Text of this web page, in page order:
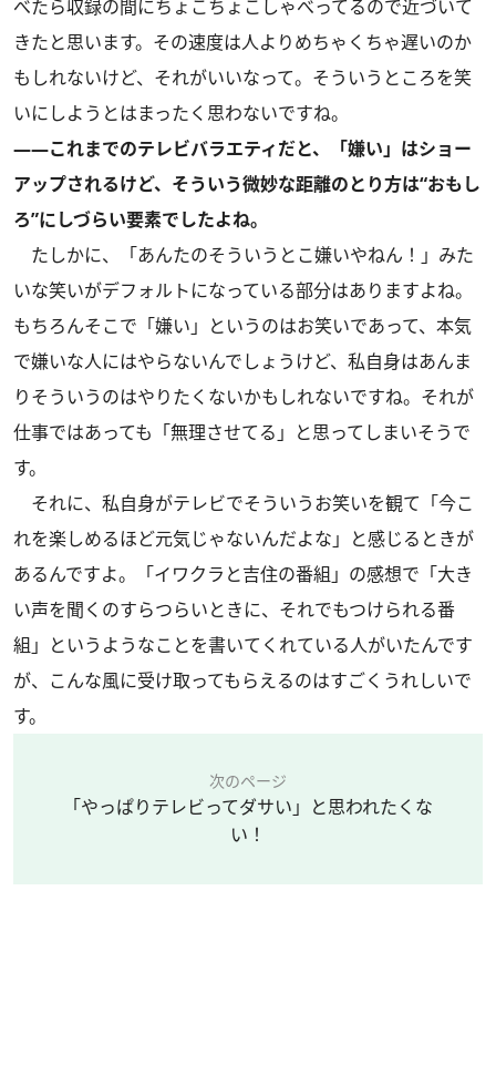
べたら収録の間にちょこちょこしゃべってるので近づいて
きたと思います。その速度は人よりめちゃくちゃ遅いのか
もしれないけど、それがいいなって。そういうところを笑
いにしようとはまったく思わないですね。
――これまでのテレビバラエティだと、「嫌い」はショー
アップされるけど、そういう微妙な距離のとり方は“おもし
ろ”にしづらい要素でしたよね。
たしかに、「あんたのそういうとこ嫌いやねん！」みた
いな笑いがデフォルトになっている部分はありますよね。
もちろんそこで「嫌い」というのはお笑いであって、本気
で嫌いな人にはやらないんでしょうけど、私自身はあんま
りそういうのはやりたくないかもしれないですね。それが
仕事ではあっても「無理させてる」と思ってしまいそうで
す。
それに、私自身がテレビでそういうお笑いを観て「今こ
れを楽しめるほど元気じゃないんだよな」と感じるときが
あるんですよ。「イワクラと吉住の番組」の感想で「大き
い声を聞くのすらつらいときに、それでもつけられる番
組」というようなことを書いてくれている人がいたんです
が、こんな風に受け取ってもらえるのはすごくうれしいで
す。
次のページ
「やっぱりテレビってダサい」と思われたくな
い！